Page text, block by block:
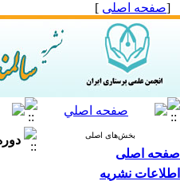
[صفحه اصلی ]
بخش‌های اصلی
صفحه اصلی
اطلاعات نشریه
دوره ۷، شماره ۴ - (